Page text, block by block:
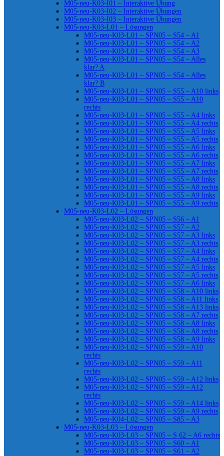
M05-neu-K03-I01 – Interaktive Übung
M05-neu-K03-I02 – Interaktive Übungen
M05-neu-K03-I03 – Interaktive Übungen
M05-neu-K03-L01 – Lösungen
M05-neu-K03-L01 – SPN05 – S54 – A1
M05-neu-K03-L01 – SPN05 – S54 – A2
M05-neu-K03-L01 – SPN05 – S54 – A3
M05-neu-K03-L01 – SPN05 – S54 – Alles
klar? A
M05-neu-K03-L01 – SPN05 – S54 – Alles
klar? B
M05-neu-K03-L01 – SPN05 – S55 – A10 links
M05-neu-K03-L01 – SPN05 – S55 – A10
rechts
M05-neu-K03-L01 – SPN05 – S55 – A4 links
M05-neu-K03-L01 – SPN05 – S55 – A4 rechts
M05-neu-K03-L01 – SPN05 – S55 – A5 links
M05-neu-K03-L01 – SPN05 – S55 – A5 rechts
M05-neu-K03-L01 – SPN05 – S55 – A6 links
M05-neu-K03-L01 – SPN05 – S55 – A6 rechts
M05-neu-K03-L01 – SPN05 – S55 – A7 links
M05-neu-K03-L01 – SPN05 – S55 – A7 rechts
M05-neu-K03-L01 – SPN05 – S55 – A8 links
M05-neu-K03-L01 – SPN05 – S55 – A8 rechts
M05-neu-K03-L01 – SPN05 – S55 – A9 links
M05-neu-K03-L01 – SPN05 – S55 – A9 rechts
M05-neu-K03-L02 – Lösungen
M05-neu-K03-L02 – SPN05 – S56 – A1
M05-neu-K03-L02 – SPN05 – S57 – A2
M05-neu-K03-L02 – SPN05 – S57 – A3 links
M05-neu-K03-L02 – SPN05 – S57 – A3 rechts
M05-neu-K03-L02 – SPN05 – S57 – A4 links
M05-neu-K03-L02 – SPN05 – S57 – A4 rechts
M05-neu-K03-L02 – SPN05 – S57 – A5 links
M05-neu-K03-L02 – SPN05 – S57 – A5 rechts
M05-neu-K03-L02 – SPN05 – S57 – A6 links
M05-neu-K03-L02 – SPN05 – S58 – A10 links
M05-neu-K03-L02 – SPN05 – S58 – A11 links
M05-neu-K03-L02 – SPN05 – S58 – A13 links
M05-neu-K03-L02 – SPN05 – S58 – A7 rechts
M05-neu-K03-L02 – SPN05 – S58 – A8 links
M05-neu-K03-L02 – SPN05 – S58 – A8 rechts
M05-neu-K03-L02 – SPN05 – S58 – A9 links
M05-neu-K03-L02 – SPN05 – S59 – A10
rechts
M05-neu-K03-L02 – SPN05 – S59 – A11
rechts
M05-neu-K03-L02 – SPN05 – S59 – A12 links
M05-neu-K03-L02 – SPN05 – S59 – A12
rechts
M05-neu-K03-L02 – SPN05 – S59 – A14 links
M05-neu-K03-L02 – SPN05 – S59 – A9 rechts
M05-neu-K04-L02 – SPN05 – S85 – A3
M05-neu-K03-L03 – Lösungen
M05-neu-K03-L03 – SPN05 – S 62 – A6 rechts
M05-neu-K03-L03 – SPN05 – S60 – A1
M05-neu-K03-L03 – SPN05 – S61 – A2